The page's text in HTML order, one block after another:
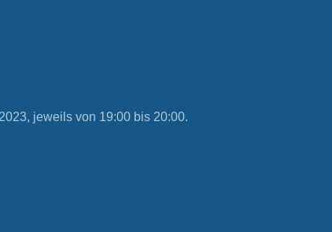
jeweils von 19:00 bis 20:00.